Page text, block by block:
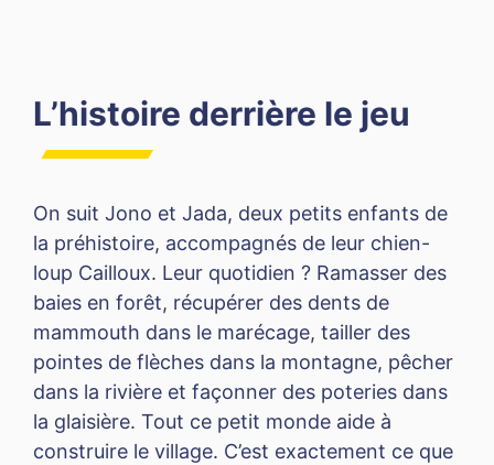
L’histoire derrière le jeu
On suit Jono et Jada, deux petits enfants de
la préhistoire, accompagnés de leur chien-
loup Cailloux. Leur quotidien ? Ramasser des
baies en forêt, récupérer des dents de
mammouth dans le marécage, tailler des
pointes de flèches dans la montagne, pêcher
dans la rivière et façonner des poteries dans
la glaisière. Tout ce petit monde aide à
construire le village. C’est exactement ce que